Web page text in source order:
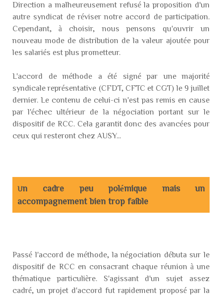
Direction a malheureusement refusé la proposition d'un
autre syndicat de réviser notre accord de participation.
Cependant, à choisir, nous pensons qu'ouvrir un
nouveau mode de distribution de la valeur ajoutée pour
les salariés est plus prometteur.
L'accord de méthode a été signé par une majorité
syndicale représentative (CFDT, CFTC et CGT) le 9 juillet
dernier. Le contenu de celui-ci n'est pas remis en cause
par l'échec ultérieur de la négociation portant sur le
dispositif de RCC. Cela garantit donc des avancées pour
ceux qui resteront chez AUSY...
Un cadre peu polémique mais un
accompagnement bien trop faible
Passé l'accord de méthode, la négociation débuta sur le
dispositif de RCC en consacrant chaque réunion à une
thématique particulière. S'agissant d'un sujet assez
cadré, un projet d'accord fut rapidement proposé par la